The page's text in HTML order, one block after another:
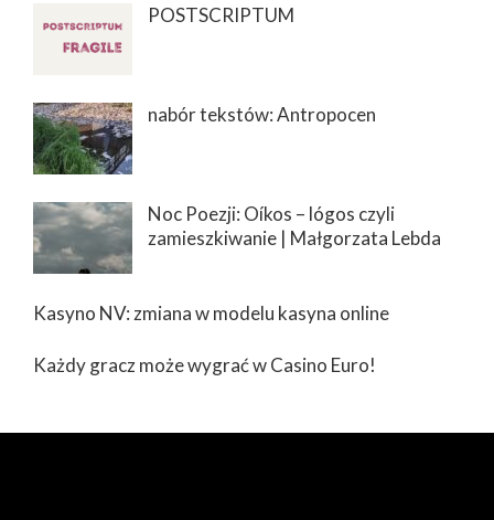
POSTSCRIPTUM
nabór tekstów: Antropocen
Noc Poezji: Oíkos – lógos czyli
zamieszkiwanie | Małgorzata Lebda
Kasyno NV: zmiana w modelu kasyna online
Każdy gracz może wygrać w Casino Euro!